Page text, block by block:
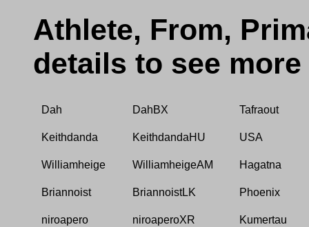
Athlete, From,
details to see more
Dah DahBX Tafraout
Keithdanda KeithdandaHU USA
Williamheige WilliamheigeAM Hagatna
Briannoist BriannoistLK Phoenix
niroapero niroaperoXR Kumertau